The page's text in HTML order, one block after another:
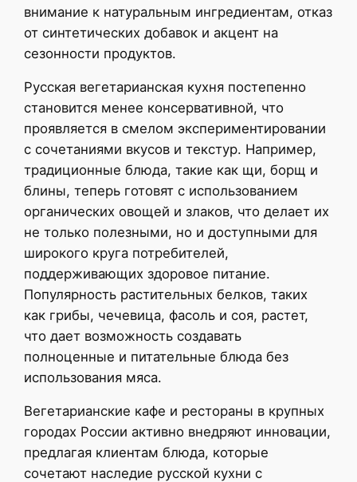
внимание к натуральным ингредиентам, отказ
от синтетических добавок и акцент на
сезонности продуктов.
Русская вегетарианская кухня постепенно
становится менее консервативной, что
проявляется в смелом экспериментировании
с сочетаниями вкусов и текстур. Например,
традиционные блюда, такие как щи, борщ и
блины, теперь готовят с использованием
органических овощей и злаков, что делает их
не только полезными, но и доступными для
широкого круга потребителей,
поддерживающих здоровое питание.
Популярность растительных белков, таких
как грибы, чечевица, фасоль и соя, растет,
что дает возможность создавать
полноценные и питательные блюда без
использования мяса.
Вегетарианские кафе и рестораны в крупных
городах России активно внедряют инновации,
предлагая клиентам блюда, которые
сочетают наследие русской кухни с